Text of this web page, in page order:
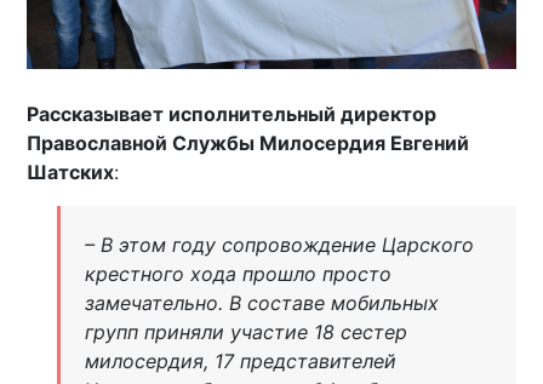
Рассказывает исполнительный директор
Православной Службы Милосердия Евгений
Шатских:
– В этом году сопровождение Царского
крестного хода прошло просто
замечательно. В составе мобильных
групп приняли участие 18 сестер
милосердия, 17 представителей